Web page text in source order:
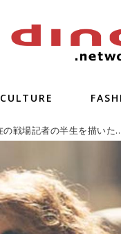
CULTURE
『プライベート・ウォー』実在